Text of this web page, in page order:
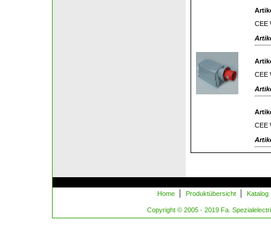
CEE
CEE
CEE
Home | Produktübersicht | Katalog
Copyright © 2005 - 2019 Fa.